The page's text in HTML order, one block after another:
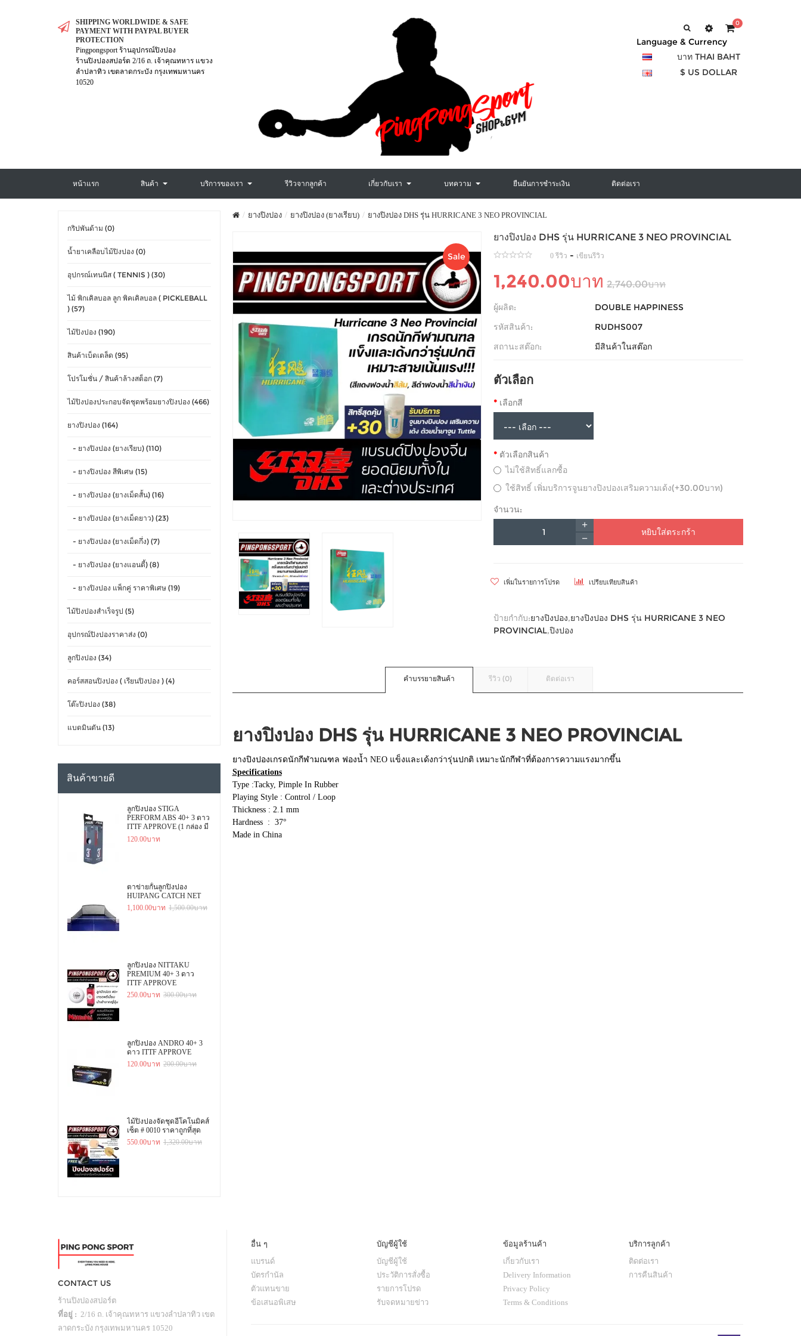
SHIPPING WORLDWIDE & SAFE
PAYMENT WITH PAYPAL BUYER
PROTECTION
Pingpongsport ร้านอุปกรณ์ปิงปอง
ร้านปิงปองสปอร์ต 2/16 ถ. เจ้าคุณทหาร แขวง
ลำปลาทิว เขตลาดกระบัง กรุงเทพมหานคร
10520
0
Language & Currency
บาท THAI BAHT
$ US DOLLAR
หน้าแรก สินค้า บริการของเรา รีวิวจากลูกค้า เกี่ยวกับเรา บทความ ยืนยันการชำระเงิน ติดต่อเรา
กริปพันด้าม (0)
น้ำยาเคลือบไม้ปิงปอง (0)
อุปกรณ์เทนนิส ( TENNIS ) (30)
ไม้ พิกเคิลบอล ลูก พิคเคิลบอล ( PICKLEBALL
) (57)
ไม้ปิงปอง (190)
สินค้าเบ็ดเตล็ด (95)
โปรโมชั่น / สินค้าล้างสต็อก (7)
ไม้ปิงปองประกอบจัดชุดพร้อมยางปิงปอง (466)
ยางปิงปอง (164)
- ยางปิงปอง (ยางเรียบ) (110)
- ยางปิงปอง สีพิเศษ (15)
- ยางปิงปอง (ยางเม็ดสั้น) (16)
- ยางปิงปอง (ยางเม็ดยาว) (23)
- ยางปิงปอง (ยางเม็ดกึ่ง) (7)
- ยางปิงปอง (ยางแอนตี้) (8)
- ยางปิงปอง แพ็กคู่ ราคาพิเศษ (19)
ไม้ปิงปองสำเร็จรูป (5)
อุปกรณ์ปิงปองราคาส่ง (0)
ลูกปิงปอง (34)
คอร์สสอนปิงปอง ( เรียนปิงปอง ) (4)
โต๊ะปิงปอง (38)
แบดมินตัน (13)
สินค้าขายดี
ลูกปิงปอง STIGA
PERFORM ABS 40+ 3 ดาว
ITTF APPROVE (1 กล่อง มี
3 ลูก)
120.00บาท
ตาข่ายกั้นลูกปิงปอง
HUIPANG CATCH NET
1,100.00บาท 1,500.00บาท
ลูกปิงปอง NITTAKU
PREMIUM 40+ 3 ดาว
ITTF APPROVE
250.00บาท 300.00บาท
ลูกปิงปอง ANDRO 40+ 3
ดาว ITTF APPROVE
120.00บาท 200.00บาท
ไม้ปิงปองจัดชุดอีโคโนมิคส์
เซ็ต # 0010 ราคาถูกที่สุด
550.00บาท 1,320.00บาท
ยางปิงปอง ยางปิงปอง (ยางเรียบ) ยางปิงปอง DHS รุ่น HURRICANE 3 NEO PROVINCIAL
Sale
ยางปิงปอง DHS รุ่น HURRICANE 3 NEO PROVINCIAL
0 รีวิว - เขียนรีวิว
1,240.00บาท 2,740.00บาท
ผู้ผลิต:
DOUBLE HAPPINESS
รหัสสินค้า:
RUDHS007
สถานะสต๊อก:
มีสินค้าในสต๊อก
ตัวเลือก
เลือกสี
ตัวเลือกสินค้า
ไม่ใช้สิทธิ์แลกซื้อ
ใช้สิทธิ์ เพิ่มบริการจูนยางปิงปองเสริมความเด้ง(+30.00บาท)
จำนวน:
หยิบใส่ตระกร้า
เพิ่มในรายการโปรด เปรียบเทียบสินค้า
ป้ายกำกับ:ยางปิงปอง,ยางปิงปอง DHS รุ่น HURRICANE 3 NEO
PROVINCIAL,ปิงปอง
คำบรรยายสินค้า รีวิว (0) ติดต่อเรา
ยางปิงปอง DHS รุ่น HURRICANE 3 NEO PROVINCIAL
ยางปิงปองเกรดนักกีฬามณฑล ฟองน้ำ NEO แข็งและเด้งกว่ารุ่นปกติ เหมาะนักกีฬาที่ต้องการความแรงมากขึ้น
Specifications
Type :Tacky, Pimple In Rubber
Playing Style : Control / Loop
Thickness : 2.1 mm
Hardness : 37°
Made in China
CONTACT US
ร้านปิงปองสปอร์ต
ที่อยู่ : 2/16 ถ. เจ้าคุณทหาร แขวงลำปลาทิว เขต
ลาดกระบัง กรุงเทพมหานคร 10520
อื่น ๆ
แบรนด์
บัตรกำนัล
ตัวแทนขาย
ข้อเสนอพิเสษ
บัญชีผู้ใช้
บัญชีผู้ใช้
ประวัติการสั่งซื้อ
รายการโปรด
รับจดหมายข่าว
ข้อมูลร้านค้า
เกี่ยวกับเรา
Delivery Information
Privacy Policy
Terms & Conditions
บริการลูกค้า
ติดต่อเรา
การคืนสินค้า